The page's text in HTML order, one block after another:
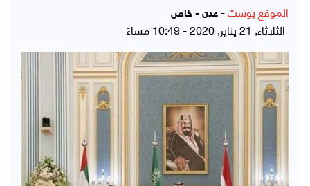
الموقع بوست- عدن - خاص
الثلاثاء, 21 يناير, 2020 - 10:49 مساءً